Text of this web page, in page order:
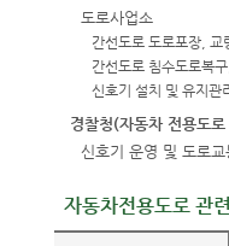
도로사업소
간선도로 도로포장, 교
간선도로 침수도로복
신호기 설치 및 유지관
경찰청(자동차 전용도
신호기 운영 및 도로
자동차전용도로 관